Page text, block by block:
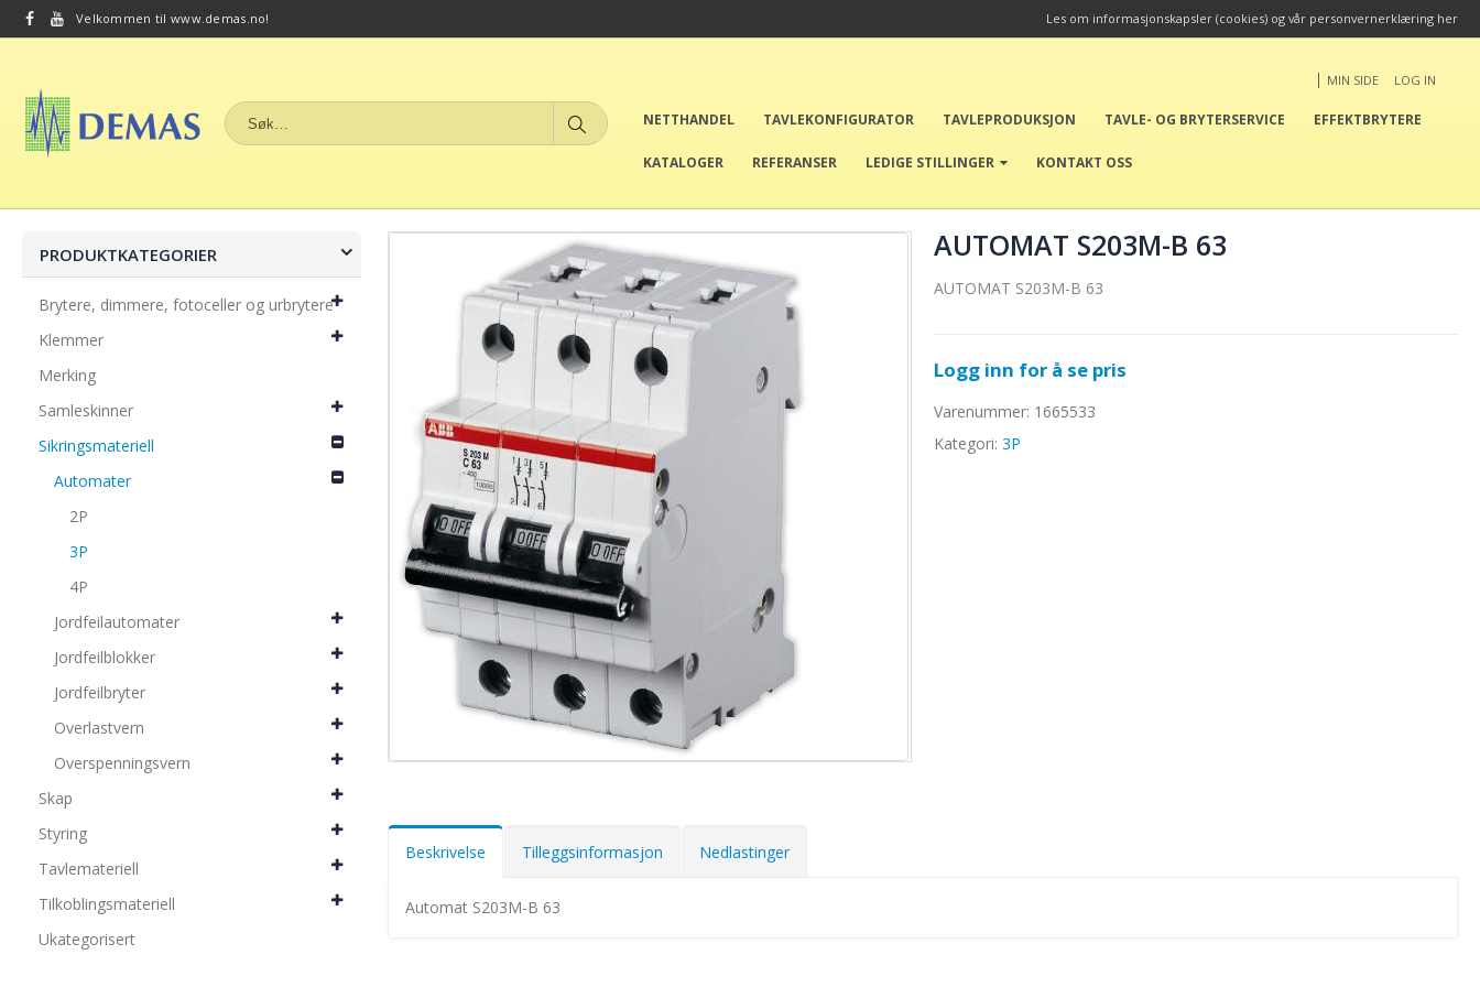
Velkommen til www.demas.no! Les om informasjonskapsler (cookies) og vår personvernerklæring her
| MIN SIDE LOG IN
NETTHANDEL TAVLEKONFIGURATOR TAVLEPRODUKSJON TAVLE- OG BRYTERSERVICE EFFEKTBRYTERE
KATALOGER REFERANSER LEDIGE STILLINGER KONTAKT OSS
AUTOMAT S203M-B 63
AUTOMAT S203M-B 63
Logg inn for å se pris
Varenummer: 1665533
Kategori: 3P
Beskrivelse Tilleggsinformasjon Nedlastinger
Automat S203M-B 63
PRODUKTKATEGORIER
Brytere, dimmere, fotoceller og urbrytere
Klemmer
Merking
Samleskinner
Sikringsmateriell
Automater
2P
3P
4P
Jordfeilautomater
Jordfeilblokker
Jordfeilbryter
Overlastvern
Overspenningsvern
Skap
Styring
Tavlemateriell
Tilkoblingsmateriell
Ukategorisert